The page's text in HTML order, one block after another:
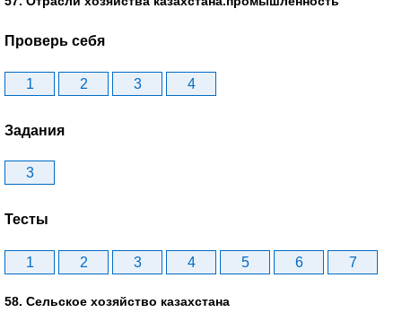
Проверь себя
1 2 3 4
Задания
3
Тесты
1 2 3 4 5 6 7
58. Сельское хозяйство казахстана